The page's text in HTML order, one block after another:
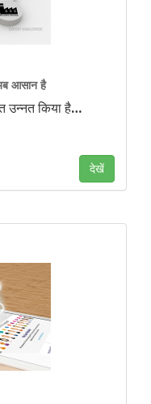
आसान है
उन्नत किया है…
देखें